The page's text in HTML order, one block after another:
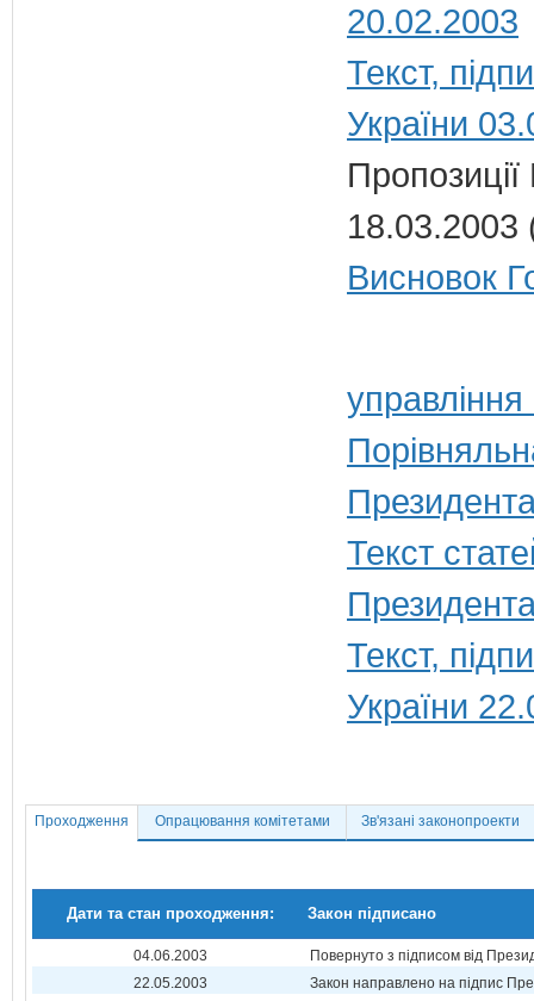
20.02.2003
Текст,
України
18.03.2003
Висновок
Текст
Текст,
України
Проходження Опрацювання комітетами Зв'язані законопроекти
Дати та стан проходження: Закон підписано
04.06.2003
Повернуто з підписом від
22.05.2003
Закон направлено на підпис